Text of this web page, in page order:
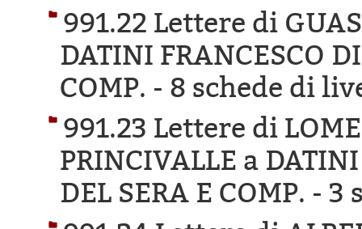
991.22 Lettere di
DATINI FRANCESCO
COMP. - 8 schede di
991.23 Lettere di
PRINCIVALLE a
DEL SERA E COMP. - 3